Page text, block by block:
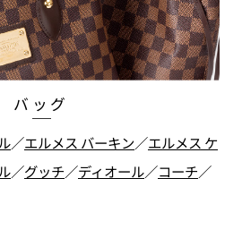
バッグ
／エルメス バーキン／エルメス ケ
／グッチ／ディオール／コーチ／